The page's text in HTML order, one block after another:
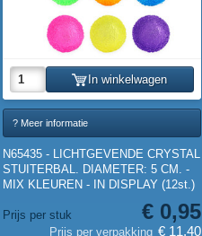
In winkelwagen
? Meer informatie
N65435 - LICHTGEVENDE CRYSTAL
STUITERBAL. DIAMETER: 5 CM. -
MIX KLEUREN - IN DISPLAY (12st.)
Prijs per stuk € 0,95
Prijs per verpakking € 11,40